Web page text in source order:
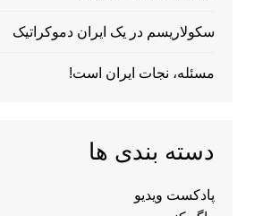
سکولاریسم در یک ایران دموکراتیک
مسئله، نجات ایران است!
دسته بندی ها
پادکست ویدیو